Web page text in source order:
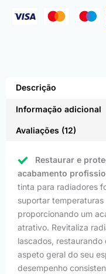
Descrição
Informação adicional
Avaliações (12)
Restaurar e
acabamento
tinta para radiadores
suportar temperaturas
proporcionando um
atrativo. Revitaliza
lascados, restaurando
aspeto geral do seu
desempenho